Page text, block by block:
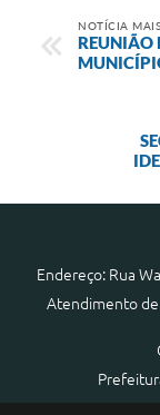
NOTÍCIA
REUNIÃO
Endereço: Rua
Atendimento de